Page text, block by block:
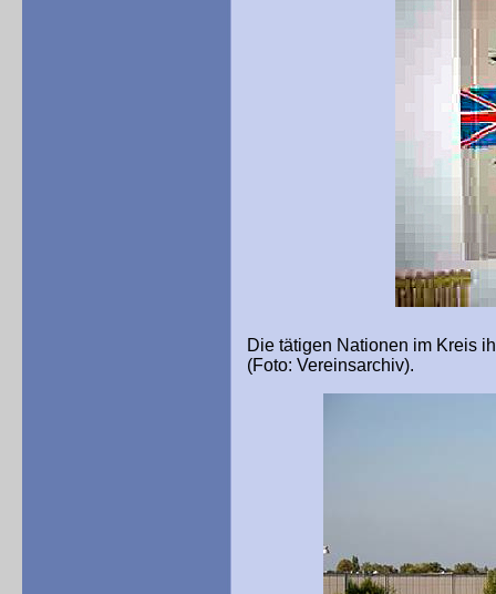
Die tätigen Nationen im Kreis
(Foto: Vereinsarchiv).